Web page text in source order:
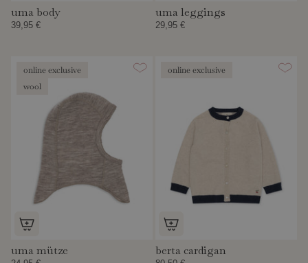
uma body
39,95 €
uma leggings
29,95 €
online exclusive
wool
uma mütze
online exclusive
berta cardigan